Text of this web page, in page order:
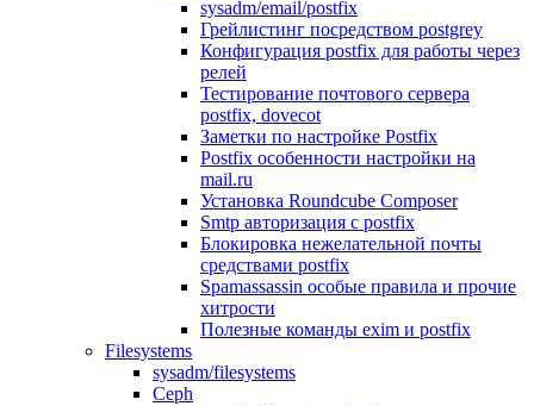
sysadm/email/postfix
Грейлистинг посредством postgrey
Конфигурация postfix для работы через
релей
Тестирование почтового сервера
postfix, dovecot
Заметки по настройке Postfix
Postfix особенности настройки на
mail.ru
Установка Roundcube Composer
Smtp авторизация с postfix
Блокировка нежелательной почты
средствами postfix
Spamassassin особые правила и прочие
хитрости
Полезные команды exim и postfix
Filesystems
sysadm/filesystems
Ceph